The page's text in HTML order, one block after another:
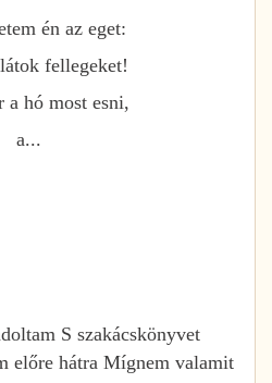
én az eget:
fellegeket!
a hó most esni,
a...
S szakácskönyvet
előre hátra Mígnem valamit